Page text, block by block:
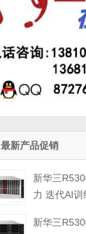
最新产品促销
新华三
力 迭代AI
新华三